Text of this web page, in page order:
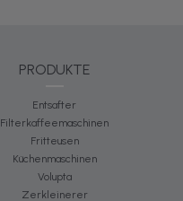
PRODUKTE
Entsafter
Filterkaffeemaschinen
Fritteusen
Küchenmaschinen
Volupta
Zerkleinerer